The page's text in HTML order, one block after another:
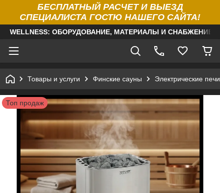
БЕСПЛАТНЫЙ РАСЧЕТ И ВЫЕЗД
СПЕЦИАЛИСТА ГОСТЮ НАШЕГО САЙТА!
WELLNESS: ОБОРУДОВАНИЕ, МАТЕРИАЛЫ И
Товары и услуги Финские сауны Электрические
Топ продаж